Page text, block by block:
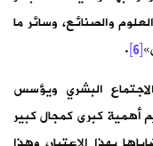
والصنائع، وسائر ما
[6]
.
البشري ويؤسس
أهمية كبرى كمجال كبير